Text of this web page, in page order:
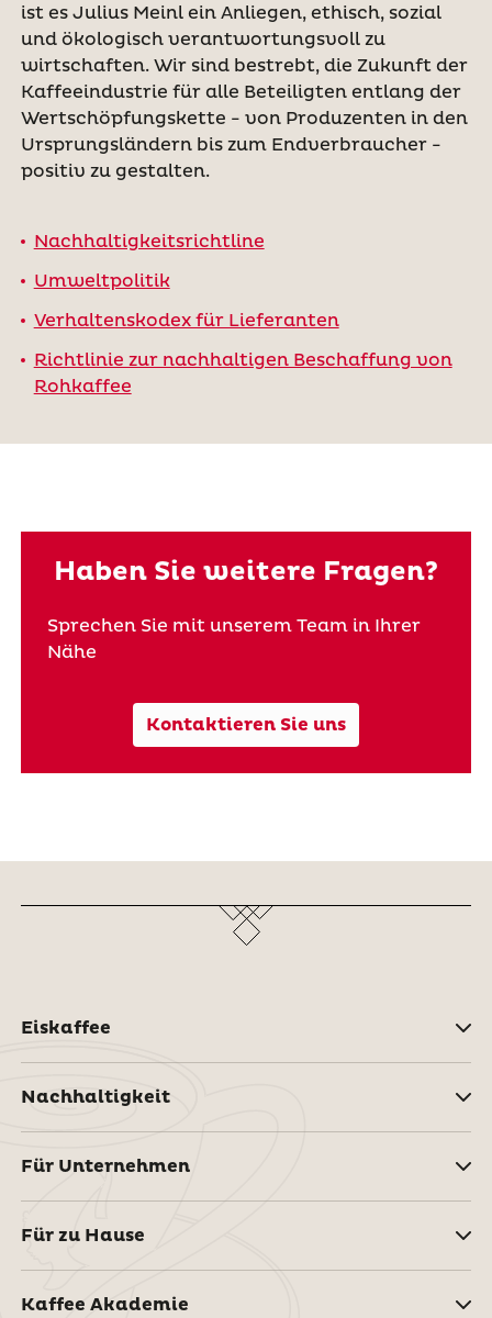
ist es Julius Meinl ein Anliegen, ethisch, sozial
und ökologisch verantwortungsvoll zu
wirtschaften. Wir sind bestrebt, die Zukunft der
Kaffeeindustrie für alle Beteiligten entlang der
Wertschöpfungskette - von Produzenten in den
Ursprungsländern bis zum Endverbraucher -
positiv zu gestalten.
Nachhaltigkeitsrichtline
Umweltpolitik
Verhaltenskodex für Lieferanten
Richtlinie zur nachhaltigen Beschaffung von
Rohkaffee
Haben Sie weitere Fragen?
Sprechen Sie mit unserem Team in Ihrer
Nähe
Kontaktieren Sie uns
Eiskaffee
Nachhaltigkeit
Für Unternehmen
Für zu Hause
Kaffee Akademie